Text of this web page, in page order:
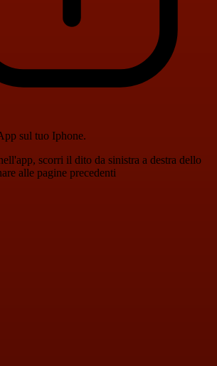
sul tuo Iphone.
scorri il dito da sinistra a destra dello
alle pagine precedenti